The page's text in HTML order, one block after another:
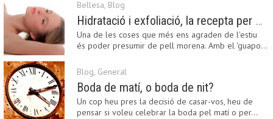
Bellesa, Blog
Hidratació i exfoliació, la recepta per mantenir el bronzejat
Una de les coses que més ens agraden de l'estiu
és poder presumir de pell morena. Amb el 'guapo…
Blog, General
Boda de matí, o boda de nit?
Un cop heu pres la decisió de casar-vos, heu de
pensar si voleu celebrar la boda pel matí o per…